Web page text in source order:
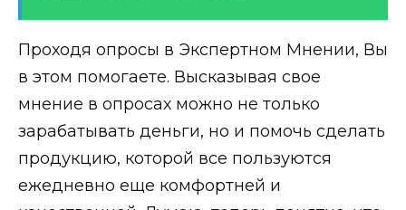
Проходя опросы в Экспертном Мнении, Вы
в этом помогаете. Высказывая свое
мнение в опросах можно не только
зарабатывать деньги, но и помочь сделать
продукцию, которой все пользуются
ежедневно еще комфортней и